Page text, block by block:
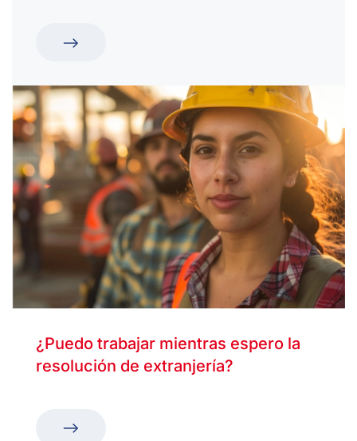
¿Puedo trabajar mientras espero la
resolución de extranjería?